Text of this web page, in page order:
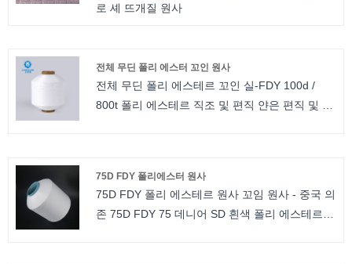
로 셰 뜨개질 원사
전체 무딘 폴리 에스터 꼬인 원사
전체 무딘 폴리 에스테르 꼬인 실-FDY 100d /
800t 폴리 에스테르 직조 및 편직 얀은 편직 및 직
습니다. 트위스트 번호는 80TPM에서 1000TPM
입니다. 우리는 소액 주문을 수락하고 무료 샘플
이 제공됩니다.
75D FDY 폴리에스터 원사
75D FDY 폴리 에스테르 원사 꼬임 원사 - 중국 의
존 75D FDY 75 데니어 SD 흰색 폴리 에스테르